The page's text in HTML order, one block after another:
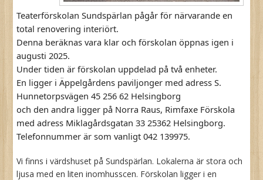
Teaterförskolan Sundspärlan pågår för närvarande en
total renovering interiört.
Denna beräknas vara klar och förskolan öppnas igen i
augusti 2025.
Under tiden är förskolan uppdelad på två enheter.
En ligger i Äppelgårdens paviljonger med adress S.
Hunnetorpsvägen 45 256 62 Helsingborg
och den andra ligger på Norra Raus, Rimfaxe Förskola
med adress Miklagårdsgatan 33 25362 Helsingborg.
Telefonnummer är som vanligt 042 139975.
Vi finns i värdshuset på Sundspärlan. Lokalerna är stora och
ljusa med en liten inomhusscen. Förskolan ligger i en